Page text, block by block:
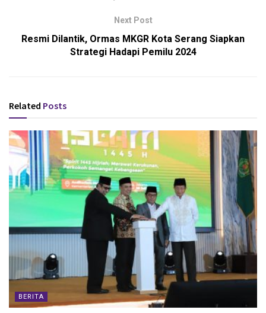
Next Post
Resmi Dilantik, Ormas MKGR Kota Serang Siapkan
Strategi Hadapi Pemilu 2024
Related Posts
BERITA